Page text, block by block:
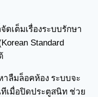
ดเต็มเรื่องระบบรักษา
Standard
ลืมล็อคห้อง ระบบจะ
เมื่อปิดประตูสนิท ช่วย